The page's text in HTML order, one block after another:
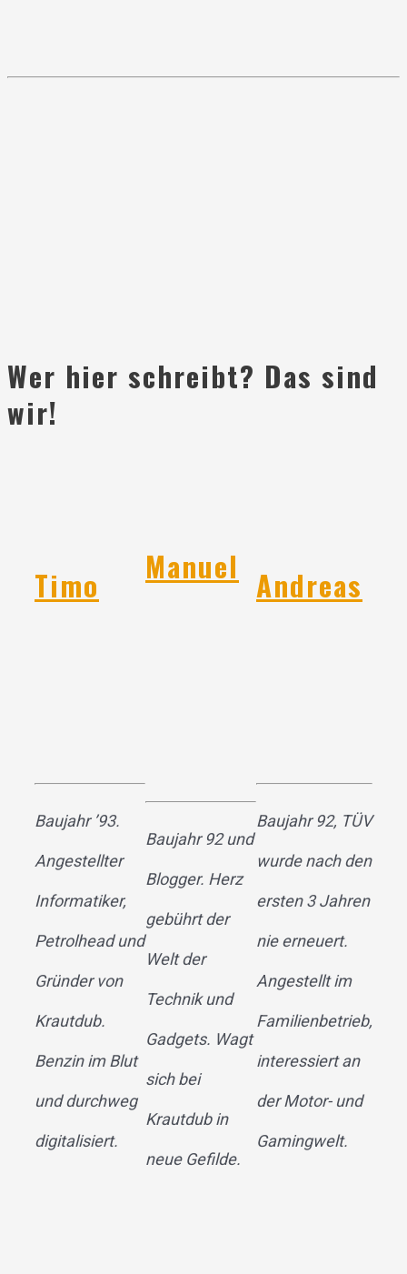
Wer hier schreibt? Das sind
wir!
Timo
Baujahr ’93.
Angestellter
Informatiker,
Petrolhead und
Gründer von
Krautdub.
Benzin im Blut
und durchweg
digitalisiert.
Manuel
Baujahr 92 und
Blogger. Herz
gebührt der
Welt der
Technik und
Gadgets. Wagt
sich bei
Krautdub in
neue Gefilde.
Andreas
Baujahr 92, TÜV
wurde nach den
ersten 3 Jahren
nie erneuert.
Angestellt im
Familienbetrieb,
interessiert an
der Motor- und
Gamingwelt.